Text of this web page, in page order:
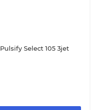
Select 105 3jet